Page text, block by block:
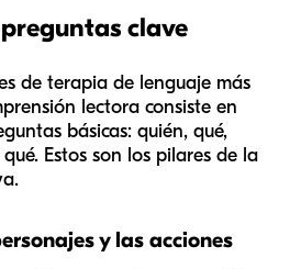
clave
de terapia de lenguaje más
lectora consiste en
básicas: quién, qué,
Estos son los pilares de la
y las acciones